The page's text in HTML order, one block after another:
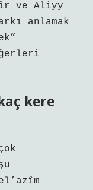
ve Aliyy
anlamak
kere